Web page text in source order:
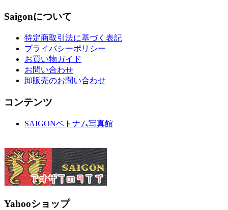
Saigonについて
特定商取引法に基づく表記
プライバシーポリシー
お買い物ガイド
お問い合わせ
卸販売のお問い合わせ
コンテンツ
SAIGONベトナム写真館
Yahooショップ